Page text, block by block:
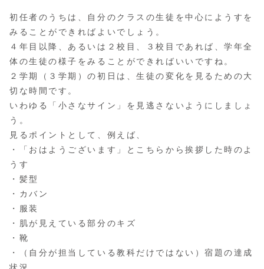
初任者のうちは、自分のクラスの生徒を中心にようすを
みることができればよいでしょう。
４年目以降、あるいは２校目、３校目であれば、学年全
体の生徒の様子をみることができればいいですね。
２学期（３学期）の初日は、生徒の変化を見るための大
切な時間です。
いわゆる「小さなサイン」を見逃さないようにしましょ
う。
見るポイントとして、例えば、
・「おはようございます」とこちらから挨拶した時のよ
うす
・髪型
・カバン
・服装
・肌が見えている部分のキズ
・靴
・（自分が担当している教科だけではない）宿題の達成